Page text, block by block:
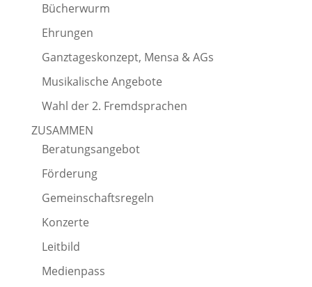
Bücherwurm
Ehrungen
Ganztageskonzept, Mensa & AGs
Musikalische Angebote
Wahl der 2. Fremdsprachen
ZUSAMMEN
Beratungsangebot
Förderung
Gemeinschaftsregeln
Konzerte
Leitbild
Medienpass